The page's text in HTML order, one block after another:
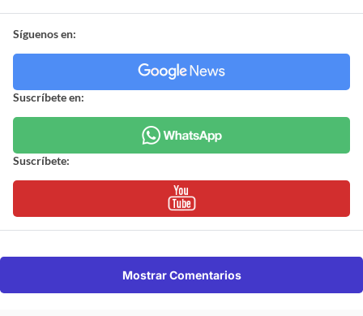
Síguenos en:
Suscríbete en:
Suscríbete:
Mostrar Comentarios